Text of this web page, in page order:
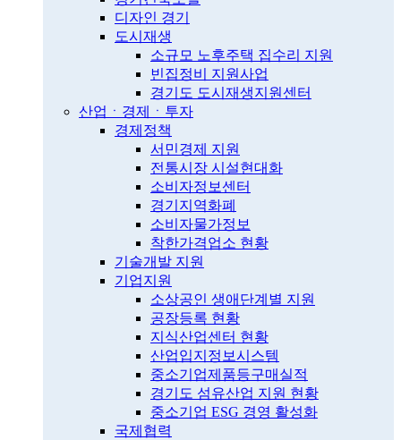
디자인 경기
도시재생
소규모 노후주택 집수리 지원
빈집정비 지원사업
경기도 도시재생지원센터
산업ㆍ경제ㆍ투자
경제정책
서민경제 지원
전통시장 시설현대화
소비자정보센터
경기지역화폐
소비자물가정보
착한가격업소 현황
기술개발 지원
기업지원
소상공인 생애단계별 지원
공장등록 현황
지식산업센터 현황
산업입지정보시스템
중소기업제품등구매실적
경기도 섬유산업 지원 현황
중소기업 ESG 경영 활성화
국제협력